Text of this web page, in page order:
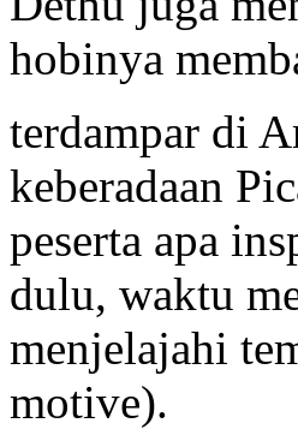
hobinya
terdampar di
keberadaan
peserta apa
dulu, waktu
menjelajahi
motive).